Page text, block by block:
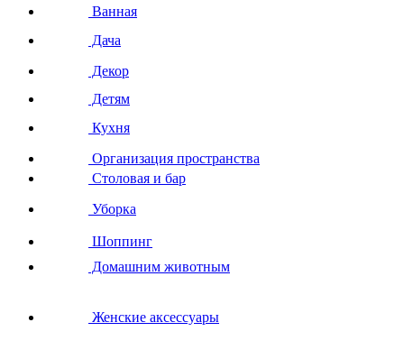
Ванная
Дача
Декор
Детям
Кухня
Организация пространства
Столовая и бар
Уборка
Шоппинг
Домашним животным
Женские аксессуары